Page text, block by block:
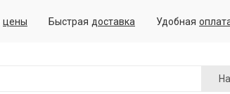
цены Быстрая доставка Удобная